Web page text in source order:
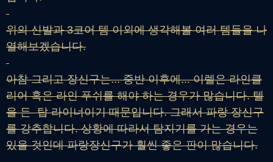
위의 신발과 3코어 템 이외에 생각해볼 여러 템들을 나
열해보겠습니다.
아참 그리고 장신구는... 중반 이후에... 이렐은 라인클
리어 혹은 라인 푸쉬를 해야 하는 경우가 많습니다. 텔
을 든 탑 라이너이기 때문입니다. 그래서 파랑 장신구
를 강추합니다. 상황에 따라서 탐지기를 가는 경우는
있을 것인데 파랑장신구가 훨씬 좋은 판이 많습니다.